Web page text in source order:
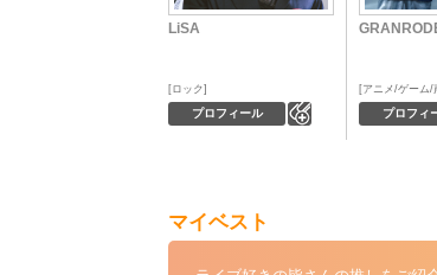
LiSA
プロフィール
ロック
プロフィ
アニメ/ゲーム/
マイベスト